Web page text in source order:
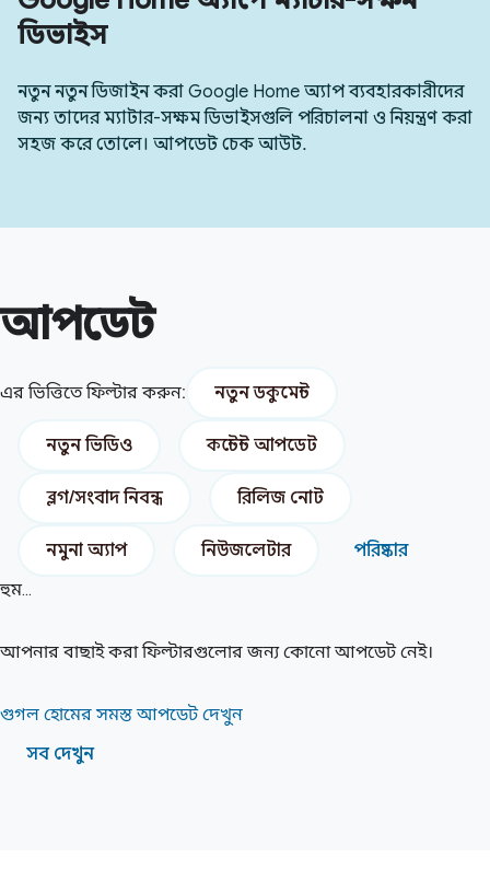
ডিভাইস
নতুন নতুন ডিজাইন করা Google Home অ্যাপ ব্যবহারকারীদের
জন্য তাদের ম্যাটার-সক্ষম ডিভাইসগুলি পরিচালনা ও নিয়ন্ত্রণ করা
সহজ করে তোলে। আপডেট চেক আউট.